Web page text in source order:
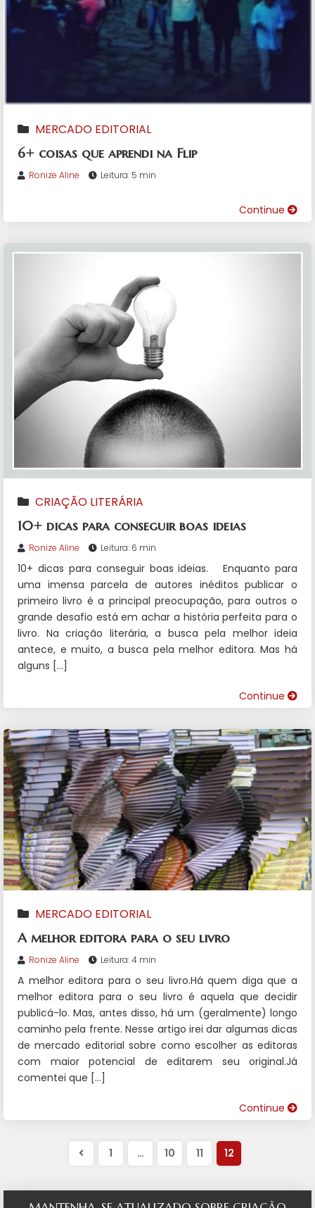
MERCADO EDITORIAL
6+ coisas que aprendi na Flip
Ronize Aline Leitura: 5 min
Continue
CRIAÇÃO LITERÁRIA
10+ dicas para conseguir boas ideias
Ronize Aline Leitura: 6 min
10+ dicas para conseguir boas ideias. Enquanto para
uma imensa parcela de autores inéditos publicar o
primeiro livro é a principal preocupação, para outros o
grande desafio está em achar a história perfeita para o
livro. Na criação literária, a busca pela melhor ideia
antece, e muito, a busca pela melhor editora. Mas há
alguns […]
Continue
MERCADO EDITORIAL
A melhor editora para o seu livro
Ronize Aline Leitura: 4 min
A melhor editora para o seu livro.Há quem diga que a
melhor editora para o seu livro é aquela que decidir
publicá-lo. Mas, antes disso, há um (geralmente) longo
caminho pela frente. Nesse artigo irei dar algumas dicas
de mercado editorial sobre como escolher as editoras
com maior potencial de editarem seu original.Já
comentei que […]
Continue
1 … 10 11 12